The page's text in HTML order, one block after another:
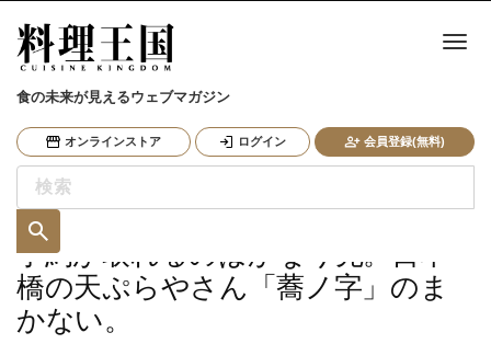
食の未来が見えるウェブマガジン
オンラインストア ログイン 会員登録(無料)
ナ
予約が取れるのはかなり先。日本
橋の天ぷらやさん「蕎ノ字」のま
かない。